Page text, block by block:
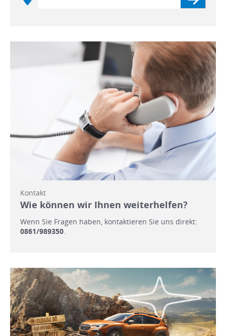
Kontakt
Wie können wir Ihnen weiterhelfen?
Wenn Sie Fragen haben, kontaktieren Sie uns direkt:
0861/989350.